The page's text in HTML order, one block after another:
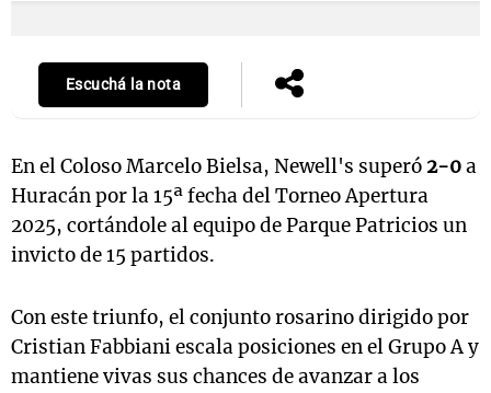
Escuchá la nota
En el Coloso Marcelo Bielsa, Newell's superó 2-0a
Huracán por la 15ª fecha del Torneo Apertura
2025, cortándole al equipo de Parque Patricios un
invicto de 15 partidos.
Con este triunfo, el conjunto rosarino dirigido por
Cristian Fabbiani escala posiciones en el Grupo A y
mantiene vivas sus chances de avanzar a los